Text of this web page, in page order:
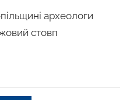
археологи
стовп